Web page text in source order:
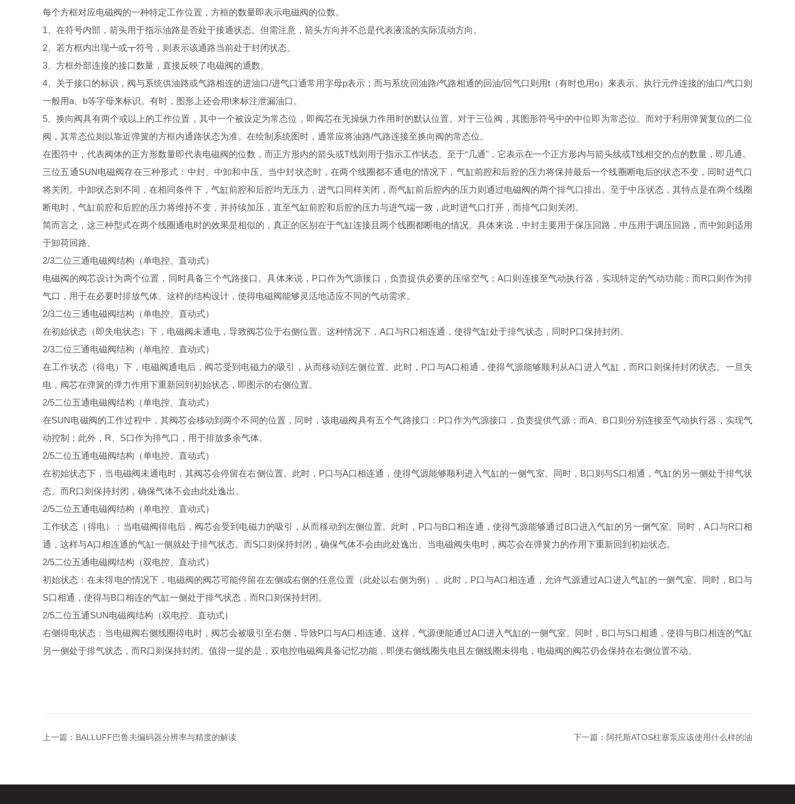
每个方框对应电磁阀的一种特定工作位置，方框的数量即表示电磁阀的位数。
1、在符号内部，箭头用于指示油路是否处于接通状态。但需注意，箭头方向并不总是代表液流的实际流动方向。
2、若方框内出现┻或┳符号，则表示该通路当前处于封闭状态。
3、方框外部连接的接口数量，直接反映了电磁阀的通数。
4、关于接口的标识，阀与系统供油路或气路相连的进油口/进气口通常用字母p表示；而与系统回油路/气路相通的回油/回气口则用t（有时也用o）来表示。执行元件连接的油口/气口则
一般用a、b等字母来标识。有时，图形上还会用l来标注泄漏油口。
5、换向阀具有两个或以上的工作位置，其中一个被设定为常态位，即阀芯在无操纵力作用时的默认位置。对于三位阀，其图形符号中的中位即为常态位。而对于利用弹簧复位的二位
阀，其常态位则以靠近弹簧的方框内通路状态为准。在绘制系统图时，通常应将油路/气路连接至换向阀的常态位。
在图符中，代表阀体的正方形数量即代表电磁阀的位数，而正方形内的箭头或T线则用于指示工作状态。至于“几通"，它表示在一个正方形内与箭头线或T线相交的点的数量，即几通。
三位五通SUN电磁阀存在三种形式：中封、中卸和中压。当中封状态时，在两个线圈都不通电的情况下，气缸前腔和后腔的压力将保持最后一个线圈断电后的状态不变，同时进气口
将关闭。中卸状态则不同，在相同条件下，气缸前腔和后腔均无压力，进气口同样关闭，而气缸前后腔内的压力则通过电磁阀的两个排气口排出。至于中压状态，其特点是在两个线圈
断电时，气缸前腔和后腔的压力将维持不变，并持续加压，直至气缸前腔和后腔的压力与进气端一致，此时进气口打开，而排气口则关闭。
简而言之，这三种型式在两个线圈通电时的效果是相似的，真正的区别在于气缸连接且两个线圈都断电的情况。具体来说，中封主要用于保压回路，中压用于调压回路，而中卸则适用
于卸荷回路。
2/3二位三通电磁阀结构（单电控、直动式）
电磁阀的阀芯设计为两个位置，同时具备三个气路接口。具体来说，P口作为气源接口，负责提供必要的压缩空气；A口则连接至气动执行器，实现特定的气动功能；而R口则作为排
气口，用于在必要时排放气体。这样的结构设计，使得电磁阀能够灵活地适应不同的气动需求。
2/3二位三通电磁阀结构（单电控、直动式）
在初始状态（即失电状态）下，电磁阀未通电，导致阀芯位于右侧位置。这种情况下，A口与R口相连通，使得气缸处于排气状态，同时P口保持封闭。
2/3二位三通电磁阀结构（单电控、直动式）
在工作状态（得电）下，电磁阀通电后，阀芯受到电磁力的吸引，从而移动到左侧位置。此时，P口与A口相通，使得气源能够顺利从A口进入气缸，而R口则保持封闭状态。一旦失
电，阀芯在弹簧的弹力作用下重新回到初始状态，即图示的右侧位置。
2/5二位五通电磁阀结构（单电控、直动式）
在SUN电磁阀的工作过程中，其阀芯会移动到两个不同的位置，同时，该电磁阀具有五个气路接口：P口作为气源接口，负责提供气源；而A、B口则分别连接至气动执行器，实现气
动控制；此外，R、S口作为排气口，用于排放多余气体。
2/5二位五通电磁阀结构（单电控、直动式）
在初始状态下，当电磁阀未通电时，其阀芯会停留在右侧位置。此时，P口与A口相连通，使得气源能够顺利进入气缸的一侧气室。同时，B口则与S口相通，气缸的另一侧处于排气状
态。而R口则保持封闭，确保气体不会由此处逸出。
2/5二位五通电磁阀结构（单电控、直动式）
工作状态（得电）：当电磁阀得电后，阀芯会受到电磁力的吸引，从而移动到左侧位置。此时，P口与B口相连通，使得气源能够通过B口进入气缸的另一侧气室。同时，A口与R口相
通，这样与A口相连通的气缸一侧就处于排气状态。而S口则保持封闭，确保气体不会由此处逸出。当电磁阀失电时，阀芯会在弹簧力的作用下重新回到初始状态。
2/5二位五通电磁阀结构（双电控、直动式）
初始状态：在未得电的情况下，电磁阀的阀芯可能停留在左侧或右侧的任意位置（此处以右侧为例）。此时，P口与A口相连通，允许气源通过A口进入气缸的一侧气室。同时，B口与
S口相通，使得与B口相连的气缸一侧处于排气状态，而R口则保持封闭。
2/5二位五通SUN电磁阀结构（双电控、直动式）
右侧得电状态：当电磁阀右侧线圈得电时，阀芯会被吸引至右侧，导致P口与A口相连通。这样，气源便能通过A口进入气缸的一侧气室。同时，B口与S口相通，使得与B口相连的气缸
另一侧处于排气状态，而R口则保持封闭。值得一提的是，双电控电磁阀具备记忆功能，即便右侧线圈失电且左侧线圈未得电，电磁阀的阀芯仍会保持在右侧位置不动。
上一篇： BALLUFF巴鲁夫编码器分辨率与精度的解读 下一篇： 阿托斯ATOS柱塞泵应该使用什么样的油